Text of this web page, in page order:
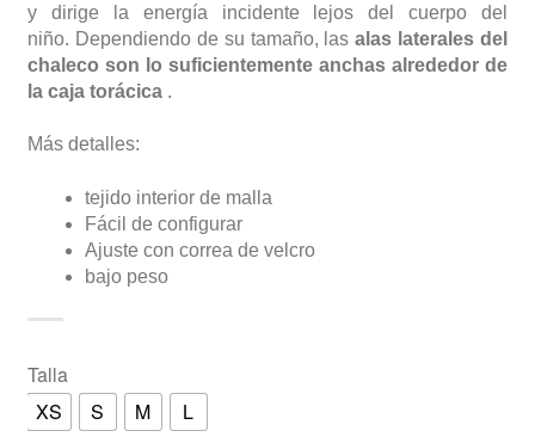
y dirige la energía incidente lejos del cuerpo del
niño. Dependiendo de su tamaño, lasalas laterales del
chaleco son lo suficientemente anchas alrededor de
la caja torácica.
Más detalles:
tejido interior de malla
Fácil de configurar
Ajuste con correa de velcro
bajo peso
Talla
XS
S M L